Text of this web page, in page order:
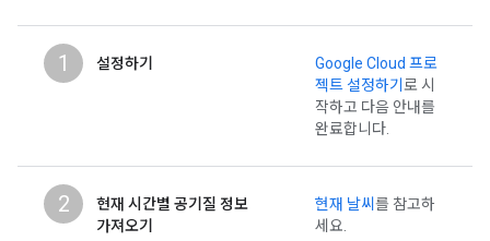
1 설정하기
Google Cloud 프로
젝트 설정하기 로 시
작하고 다음 안내를
완료합니다.
2
현재 시간별 공기질 정보
가져오기
현재 날씨 를 참고하
세요.